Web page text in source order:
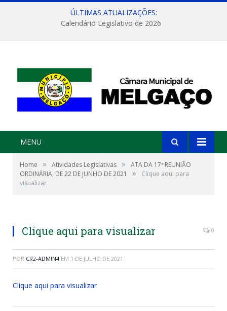
ÚLTIMAS ATUALIZAÇÕES:
Calendário Legislativo de 2026
MENU
Home » Atividades Legislativas »
ATA DA 17ª REUNIÃO
ORDINÁRIA, DE 22 DE JUNHO DE 2021
»
Clique aqui para
visualizar
Clique aqui para visualizar 0
POR CR2-ADMIN4 EM 1 DE JULHO DE 2021
Clique aqui para visualizar